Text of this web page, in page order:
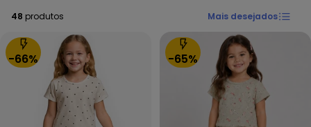
48 produtos Mais desejados
-66% -65%